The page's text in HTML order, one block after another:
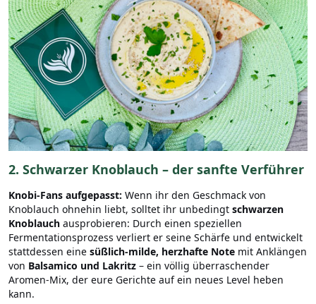
2. Schwarzer Knoblauch – der sanfte Verführer
Knobi-Fans aufgepasst: Wenn ihr den Geschmack von
Knoblauch ohnehin liebt, solltet ihr unbedingt schwarzen
Knoblauch ausprobieren: Durch einen speziellen
Fermentationsprozess verliert er seine Schärfe und entwickelt
stattdessen eine süßlich-milde, herzhafte Note mit Anklängen
von Balsamico und Lakritz – ein völlig überraschender
Aromen-Mix, der eure Gerichte auf ein neues Level heben
kann.